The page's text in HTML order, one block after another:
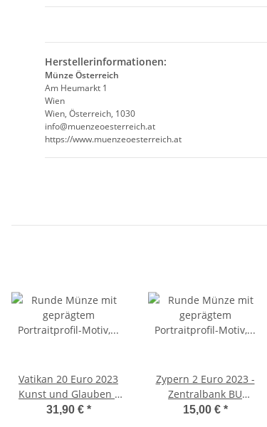
Herstellerinformationen:
Münze Österreich
Am Heumarkt 1
Wien
Wien, Österreich, 1030
info@muenzeoesterreich.at
https://www.muenzeoesterreich.at
Vatikan 20 Euro 2023
Kunst und Glauben -
Die Erschaffung des
31,90 € *
Zypern 2 Euro 2023 -
Zentralbank BU
Coincard
15,00 € *